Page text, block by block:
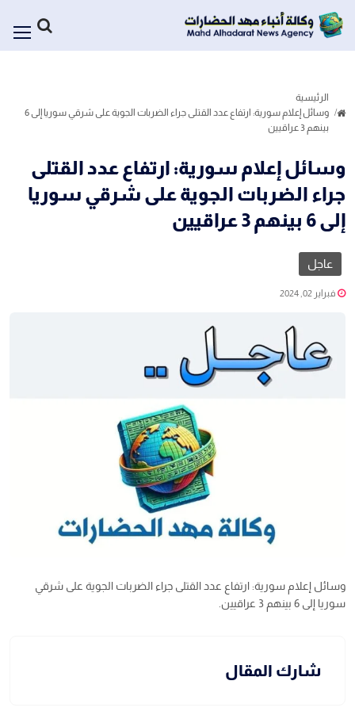
الرئيسية
وسائل إعلام سورية: ارتفاع عدد القتلى جراء الضربات الجوية على شرقي سوريا إلى 6
بينهم 3 عراقيين
وسائل إعلام سورية: ارتفاع عدد القتلى
جراء الضربات الجوية على شرقي سوريا
إلى 6 بينهم 3 عراقيين
عاجل
فبراير 02, 2024
وسائل إعلام سورية: ارتفاع عدد القتلى جراء الضربات الجوية على شرقي
سوريا إلى 6 بينهم 3 عراقيين.
شارك المقال